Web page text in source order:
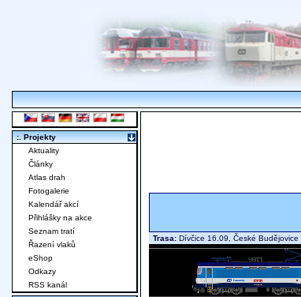
Trasa: Dívčice 16.09, České
:. Projekty
Aktuality
Články
Atlas drah
Fotogalerie
Kalendář akcí
Přihlášky na akce
Seznam tratí
Řazení vlaků
eShop
Odkazy
RSS kanál